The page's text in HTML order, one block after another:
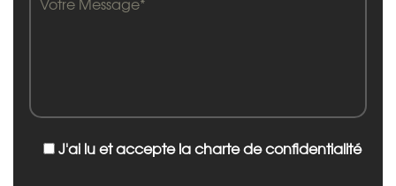
J'ai lu et accepte la charte de confidentialité